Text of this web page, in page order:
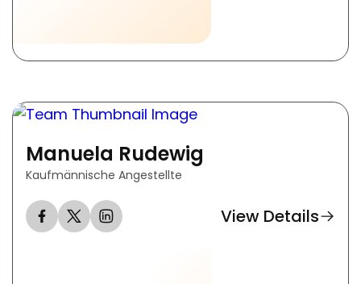
Manuela Rudewig
Kaufmännische Angestellte
View Details